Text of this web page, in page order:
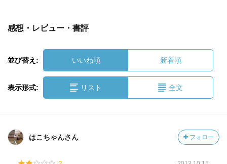
感想・レビュー・書評
並び替え: いいね順 新着順
表示形式: リスト 全文
はこちゃんさん フォロー